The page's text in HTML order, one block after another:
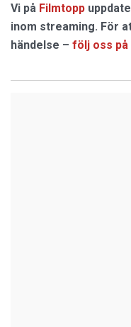
Vi på Filmtopp
inom streaming. För
händelse – följ oss på